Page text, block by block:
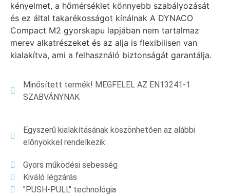
kényelmet, a hőmérséklet könnyebb szabályozását
és ez által takarékosságot kínálnak A DYNACO
Compact M2 gyorskapu lapjában nem tartalmaz
merev alkatrészeket és az alja is flexibilisen van
kialakítva, ami a felhasználó biztonságát garantálja.
Minősített termék! MEGFELEL AZ EN13241-1
SZABVÁNYNAK
Egyszerű kialakításának köszönhetően az alábbi
előnyökkel rendelkezik:
Gyors működési sebesség
Kiváló légzárás
"PUSH-PULL" technológia